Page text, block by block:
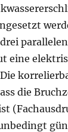
parallelen
eine
die